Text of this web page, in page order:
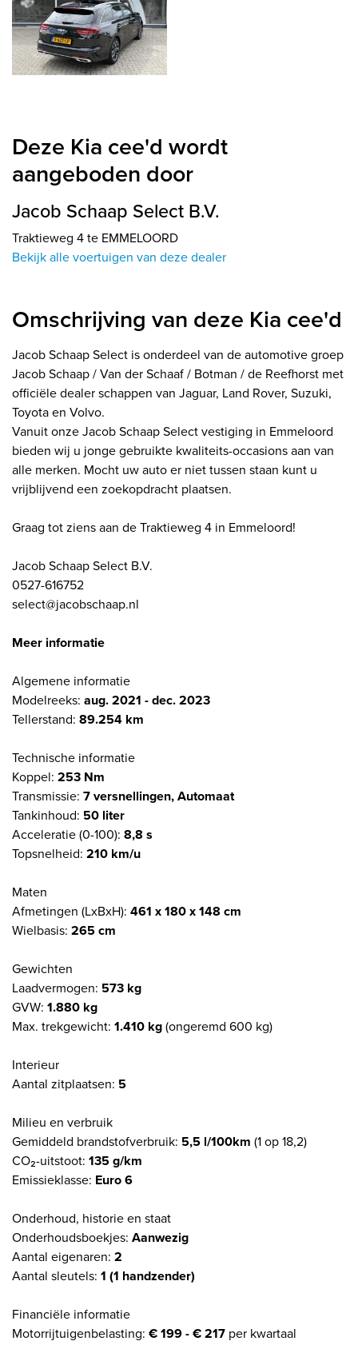
Deze Kia cee'd wordt
aangeboden door
Jacob Schaap Select B.V.
Traktieweg 4 te EMMELOORD
Bekijk alle voertuigen van deze dealer
Omschrijving van deze Kia cee'd
Jacob Schaap Select is onderdeel van de automotive groep
Jacob Schaap / Van der Schaaf / Botman / de Reefhorst met
officiële dealer schappen van Jaguar, Land Rover, Suzuki,
Toyota en Volvo.
Vanuit onze Jacob Schaap Select vestiging in Emmeloord
bieden wij u jonge gebruikte kwaliteits-occasions aan van
alle merken. Mocht uw auto er niet tussen staan kunt u
vrijblijvend een zoekopdracht plaatsen.
Graag tot ziens aan de Traktieweg 4 in Emmeloord!
Jacob Schaap Select B.V.
0527-616752
select@jacobschaap.nl
Meer informatie
Algemene informatie
Modelreeks: aug. 2021 - dec. 2023
Tellerstand: 89.254 km
Technische informatie
Koppel: 253 Nm
Transmissie: 7 versnellingen, Automaat
Tankinhoud: 50 liter
Acceleratie (0-100): 8,8 s
Topsnelheid: 210 km/u
Maten
Afmetingen (LxBxH): 461 x 180 x 148 cm
Wielbasis: 265 cm
Gewichten
Laadvermogen: 573 kg
GVW: 1.880 kg
Max. trekgewicht: 1.410 kg(ongeremd 600 kg)
Interieur
Aantal zitplaatsen: 5
Milieu en verbruik
Gemiddeld brandstofverbruik: 5,5 l/100km (1 op 18,2)
CO₂-uitstoot: 135 g/km
Emissieklasse: Euro 6
Onderhoud, historie en staat
Onderhoudsboekjes: Aanwezig
Aantal eigenaren: 2
Aantal sleutels: 1 (1 handzender)
Financiële informatie
Motorrijtuigenbelasting: € 199 - € 217 per kwartaal